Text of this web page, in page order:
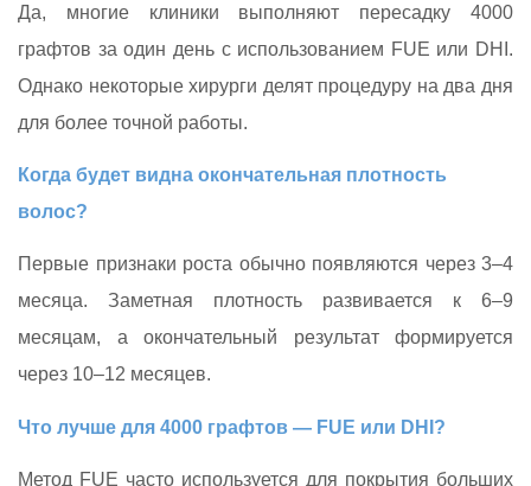
Да, многие клиники выполняют пересадку 4000
графтов за один день с использованием FUE или DHI.
Однако некоторые хирурги делят процедуру на два дня
для более точной работы.
Когда будет видна окончательная плотность
волос?
Первые признаки роста обычно появляются через 3–4
месяца. Заметная плотность развивается к 6–9
месяцам, а окончательный результат формируется
через 10–12 месяцев.
Что лучше для 4000 графтов — FUE или DHI?
Метод FUE часто используется для покрытия больших